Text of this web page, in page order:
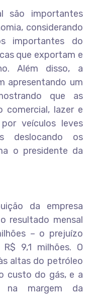
são importantes
considerando
importantes do
que exportam e
Além disso, a
apresentando um
que as
comercial, lazer e
veículos leves
deslocando os
o presidente da
da empresa
resultado mensal
– o prejuízo
9,1 milhões. O
altas do petróleo
custo do gás, e a
na margem da